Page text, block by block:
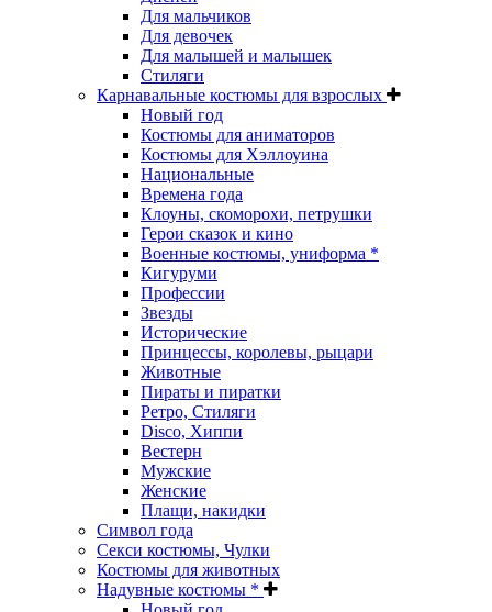
Для мальчиков
Для девочек
Для малышей и малышек
Стиляги
Карнавальные костюмы для взрослых
Новый год
Костюмы для аниматоров
Костюмы для Хэллоуина
Национальные
Времена года
Клоуны, скоморохи, петрушки
Герои сказок и кино
Военные костюмы, униформа *
Кигуруми
Профессии
Звезды
Исторические
Принцессы, королевы, рыцари
Животные
Пираты и пиратки
Ретро, Стиляги
Disco, Хиппи
Вестерн
Мужские
Женские
Плащи, накидки
Символ года
Секси костюмы, Чулки
Костюмы для животных
Надувные костюмы *